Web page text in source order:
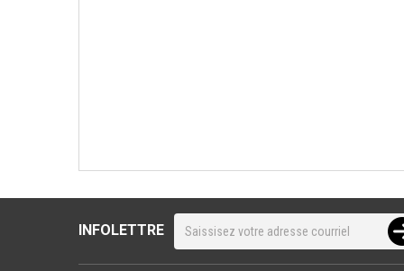
INFOLETTRE